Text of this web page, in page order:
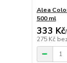
Alea
500 ml
333 Kč/
275 Kč